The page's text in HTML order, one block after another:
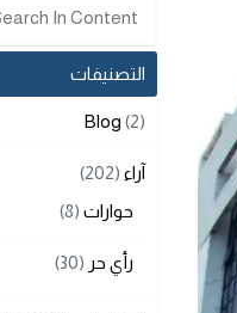
التصنيفات
Blog (2)
آراء (202)
حوارات (8)
رأي حر (30)